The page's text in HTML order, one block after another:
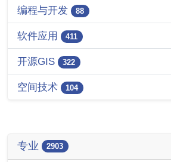
编程与开发 88
软件应用 411
开源GIS 322
空间技术 104
专业 2903